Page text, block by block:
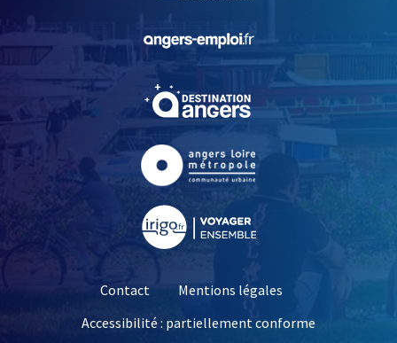
, Ouvre une nouvelle
, Ouvre une nouvelle
Contact
Mentions légales
Accessibilité : partiellement conforme